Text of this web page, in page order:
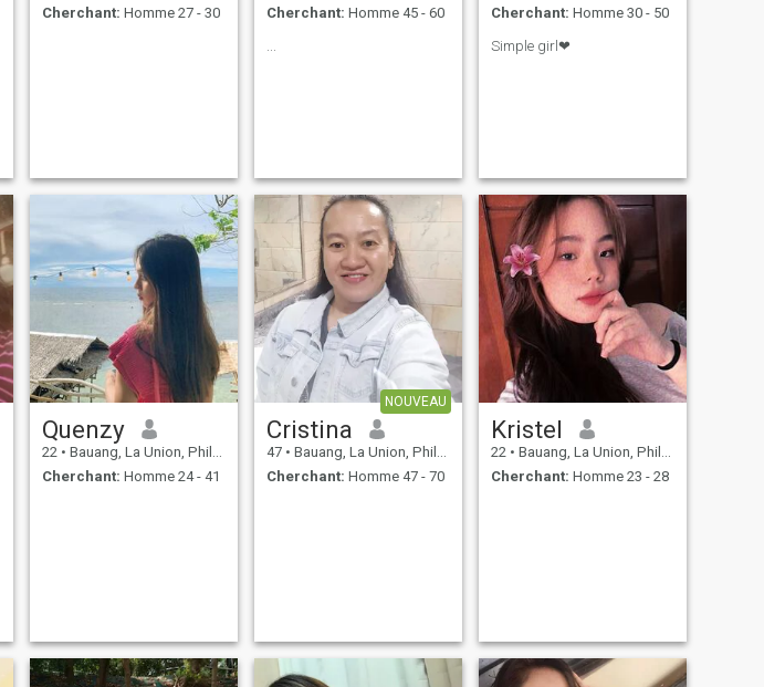
Cherchant: Homme 27 - 30
Cherchant: Homme 45 - 60
...
Cherchant: Homme 30 - 50
Simple girl❤
Quenzy
22 • Bauang, La Union, Philippines
Cherchant: Homme 24 - 41
NOUVEAU
Cristina
47 • Bauang, La Union, Philippines
Cherchant: Homme 47 - 70
Kristel
22 • Bauang, La Union, Philippines
Cherchant: Homme 23 - 28